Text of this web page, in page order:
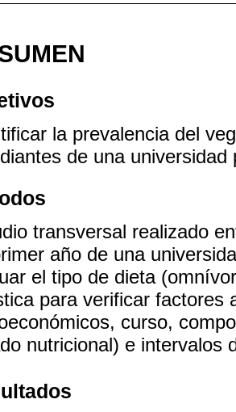
la prevalencia del
de una
transversal realizado
año de una
el tipo de dieta
para verificar factores
curso,
nutricional) e intervalos